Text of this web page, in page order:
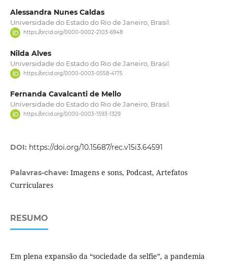
Alessandra Nunes Caldas
Universidade do Estado do Rio de Janeiro, Brasil.
https://orcid.org/0000-0002-2103-6948
Nilda Alves
Universidade do Estado do Rio de Janeiro, Brasil.
https://orcid.org/0000-0003-0558-4175
Fernanda Cavalcanti de Mello
Universidade do Estado do Rio de Janeiro, Brasil.
https://orcid.org/0000-0003-1593-1329
DOI: https://doi.org/10.15687/rec.v15i3.64591
Palavras-chave: Imagens e sons, Podcast, Artefatos
Curriculares
RESUMO
Em plena expansão da “sociedade da selfie”, a pandemia